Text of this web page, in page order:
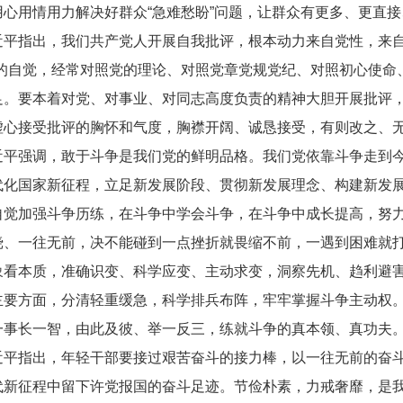
用情用力解决好群众“急难愁盼”问题，让群众有更多、更直
出，我们共产党人开展自我批评，根本动力来自党性，来自
自觉，经常对照党的理论、对照党章党规党纪、对照初心使
。要本着对党、对事业、对同志高度负责的精神大胆开展批评
心接受批评的胸怀和气度，胸襟开阔、诚恳接受，有则改之、
调，敢于斗争是我们党的鲜明品格。我们党依靠斗争走到
化国家新征程，立足新发展阶段、贯彻新发展理念、构建新发
觉加强斗争历练，在斗争中学会斗争，在斗争中成长提高，努
、一往无前，决不能碰到一点挫折就畏缩不前，一遇到困难就
看本质，准确识变、科学应变、主动求变，洞察先机、趋利避
要方面，分清轻重缓急，科学排兵布阵，牢牢掌握斗争主动权
事长一智，由此及彼、举一反三，练就斗争的真本领、真功夫
出，年轻干部要接过艰苦奋斗的接力棒，以一往无前的奋
新征程中留下许党报国的奋斗足迹。节俭朴素，力戒奢靡，是